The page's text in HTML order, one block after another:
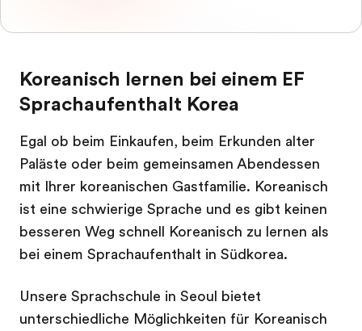
Koreanisch lernen bei einem EF
Sprachaufenthalt Korea
Egal ob beim Einkaufen, beim Erkunden alter
Paläste oder beim gemeinsamen Abendessen
mit Ihrer koreanischen Gastfamilie. Koreanisch
ist eine schwierige Sprache und es gibt keinen
besseren Weg schnell Koreanisch zu lernen als
bei einem Sprachaufenthalt in Südkorea.
Unsere Sprachschule in Seoul bietet
unterschiedliche Möglichkeiten für Koreanisch